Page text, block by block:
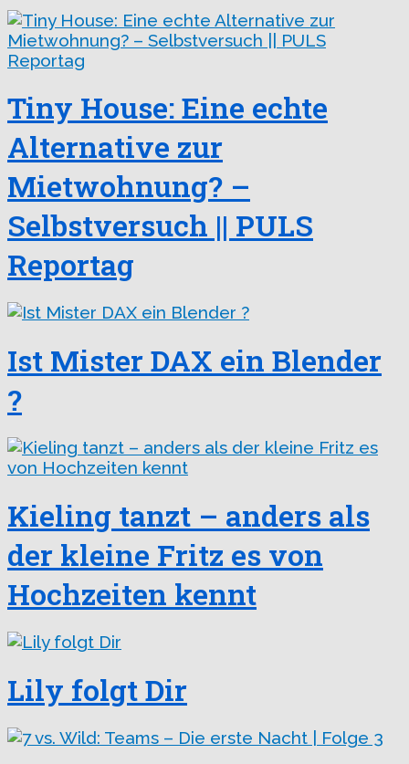
Tiny House: Eine echte
Alternative zur
Mietwohnung? –
Selbstversuch || PULS
Reportag
Ist Mister DAX ein Blender
?
Kieling tanzt – anders als
der kleine Fritz es von
Hochzeiten kennt
Lily folgt Dir